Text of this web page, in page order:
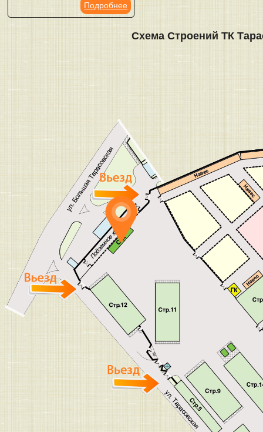
Подробнее
Схема Строений ТК